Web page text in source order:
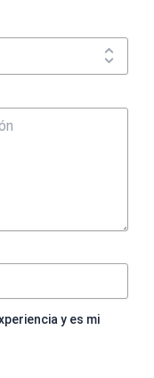
y es mi